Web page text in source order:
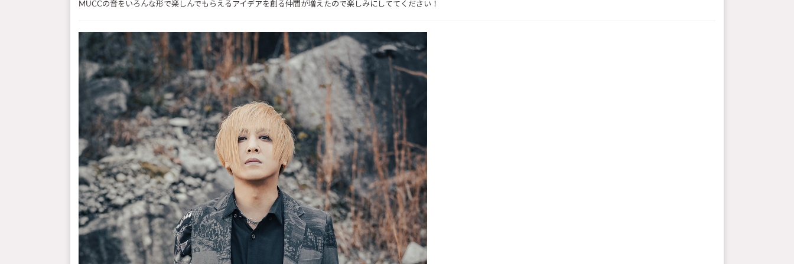
MUCCの音をいろんな形で楽しんでもらえるアイデアを創る仲間が増えたので楽しみにしててください！